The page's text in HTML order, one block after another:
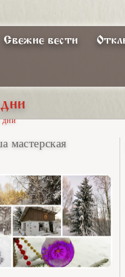
Свежие вести
дни
мастерская